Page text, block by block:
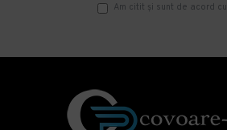
Am citit şi sunt de acord cu